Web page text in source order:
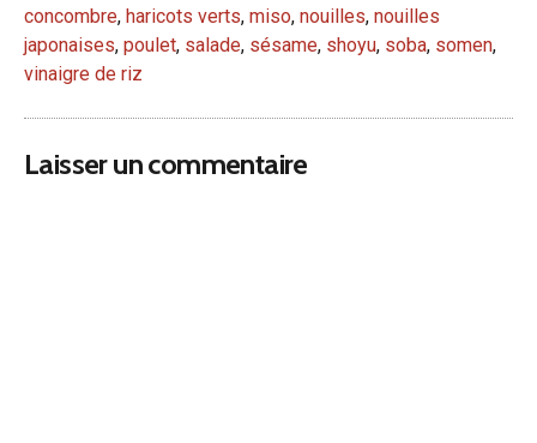
concombre, haricots verts, miso, nouilles, nouilles
japonaises, poulet, salade, sésame, shoyu, soba, somen,
vinaigre de riz
Laisser un commentaire